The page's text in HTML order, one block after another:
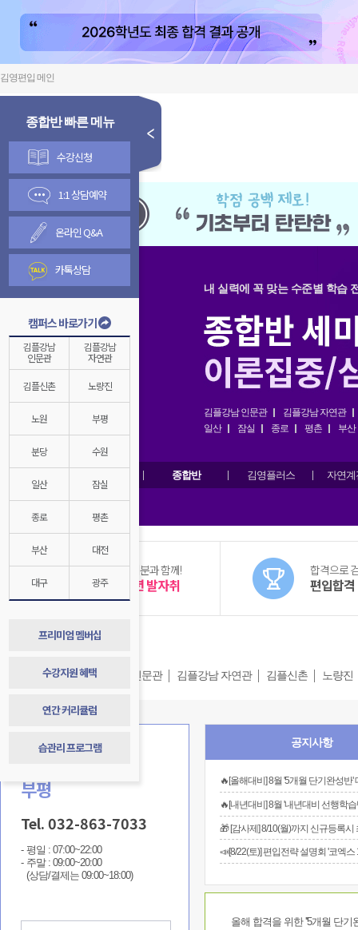
김영편입 메인
종합반 빠른 메뉴
수강신청
1:1 상담예약
온라인 Q&A
카톡상담
캠퍼스 바로가기
김플강남
인문관
김플강남
자연관
김플신촌 노량진
노원 부평
분당 수원
일산 잠실
종로 평촌
부산 대전
대구 광주
프리미엄 멤버십
수강지원 혜택
연간 커리큘럼
습관리 프로그램
내 실력에 꼭 맞는 수준별 학습
김플강남 인문관
김플강남 자연관
일산
잠실 종로 평촌 부산
종합반 김영플러스 자연
언제나 여러분과 함께!
종합반 1년 발자취
합격으로
편입합
캠퍼스 소식 김플강남 인문관 김플강남 자연관 김플신촌 노량진
합격을 잘 시키는 학원
부평
Tel. 032-863-7033
평일 : 07:00~22:00
주말 : 09:00~20:00
(상담/결제는 09:00~18:00)
공지사항
🔥[올해대비] 8월 '5개월 단기완성반'
🔥[내년대비] 8월 '내년대비 선행학
올해 합격을 위한 ''5개월 단기